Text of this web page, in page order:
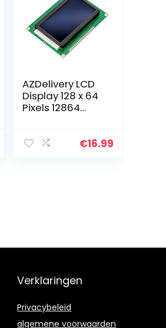
AZDelivery LCD
Display 128 x 64
Pixels 12864
met 4×20
€16.99
Verklaringen
Privacybeleid
algemene voorwaarden